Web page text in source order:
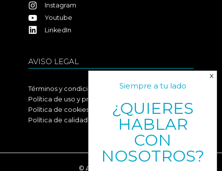
Instagram
Youtube
LinkedIn
AVISO LEGAL
Términos y condiciones
Política de uso y privacidad
Política de cookies
Política de calidad
© All rights reserved
Siempre a tu lado
¿QUIERES
HABLAR
CON
NOSOTROS?Scroll